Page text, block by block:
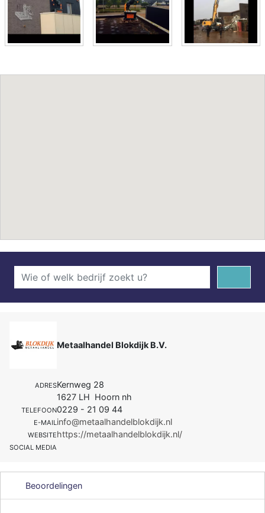
Metaalhandel Blokdijk B.V.
ADRESKernweg 28
1627 LH Hoorn nh
TELEFOON0229 - 21 09 44
E-MAILinfo@metaalhandelblokdijk.nl
WEBSITEhttps://metaalhandelblokdijk.nl/
SOCIAL MEDIA
Beoordelingen